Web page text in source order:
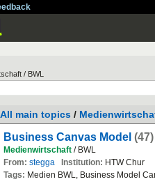
/ BWL
All main topics /
Business Canvas Model (47)
Medienwirtschaft / BWL
From: stegga Institution: HTW Chur
Tags: Medien BWL, Business Model